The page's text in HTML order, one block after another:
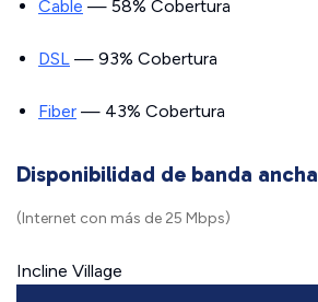
Cable — 58% Cobertura
DSL — 93% Cobertura
Fiber — 43% Cobertura
Disponibilidad de banda ancha
(Internet con más de 25 Mbps)
Incline Village